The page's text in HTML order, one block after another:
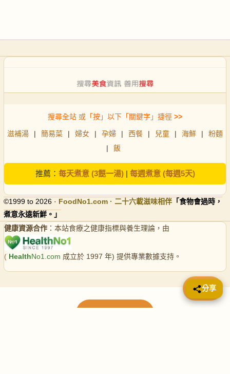
搜尋全站 或「按」以下「關鍵字」捷徑 >>
滋補湯 | 簡易菜 | 婦女 | 孕婦 | 西餐 | 兒童 | 海鮮 |
粉麵
|
飯
推薦： 每天煮意 (3餸一湯)| 每週煮意 (每週5天)
©1999 to 2026 · FoodNo1.com · 二十六載滋味相伴 「食物會過時，
煮意永遠新鮮。」
健康資源合作 ：本站食療之健康指標與養生理論，由
( HealthNo1.com 成立於 1997 年) 提供專業數據支持。
📤 分享
分享